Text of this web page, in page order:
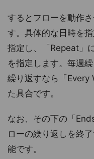
するとフローを動作
す。具体的な日時を
指定し、「Repeat」
を指定します。毎週
繰り返すなら「Every
た具合です。
なお、その下の「
ローの繰り返しを終
能です。